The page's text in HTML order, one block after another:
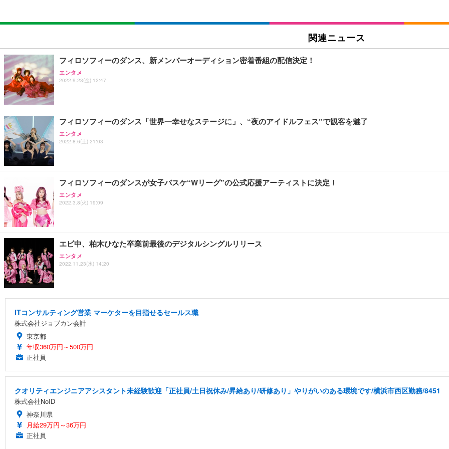
関連ニュース
フィロソフィーのダンス、新メンバーオーディション密着番組の配信決定！
エンタメ
2022.9.23(金) 12:47
フィロソフィーのダンス「世界一幸せなステージに」、“夜のアイドルフェス”で観客を魅了
エンタメ
2022.8.6(土) 21:03
フィロソフィーのダンスが女子バスケ“Wリーグ”の公式応援アーティストに決定！
エンタメ
2022.3.8(火) 19:09
エビ中、柏木ひなた卒業前最後のデジタルシングルリリース
エンタメ
2022.11.23(水) 14:20
ITコンサルティング営業 マーケターを目指せるセールス職
株式会社ジョブカン会計
東京都
年収360万円～500万円
正社員
クオリティエンジニアアシスタント未経験歓迎「正社員/土日祝休み/昇給あり/研修あり」やりがいのある環境です/横浜市西区勤務/8451
株式会社NoID
神奈川県
月給29万円～36万円
正社員